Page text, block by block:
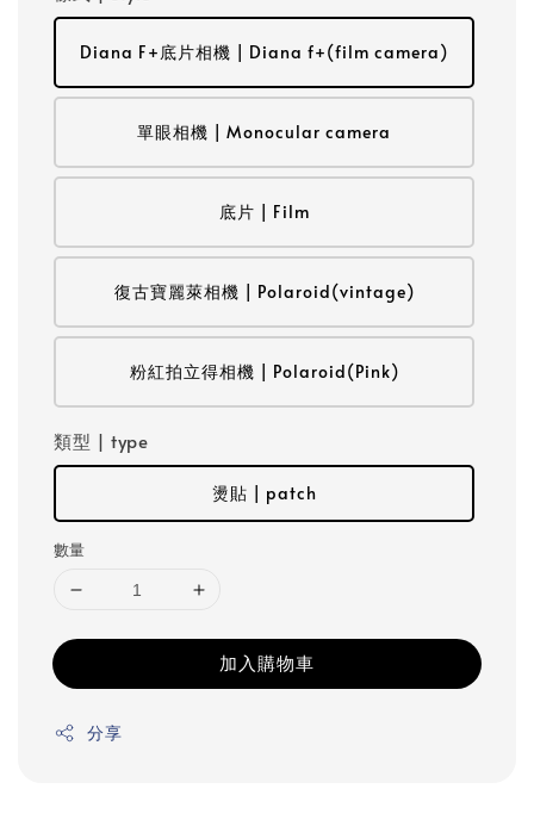
Diana F+底片相機 | Diana f+(film camera)
單眼相機 | Monocular camera
底片 | Film
復古寶麗萊相機 | Polaroid(vintage)
粉紅拍立得相機 | Polaroid(Pink)
類型 | type
燙貼 | patch
數量
加入購物車
分享